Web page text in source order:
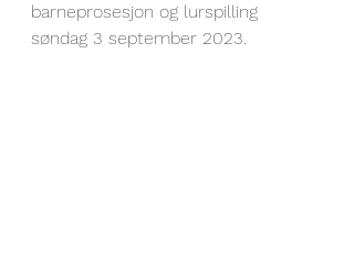
barneprosesjon og lurspilling
søndag 3 september 2023.